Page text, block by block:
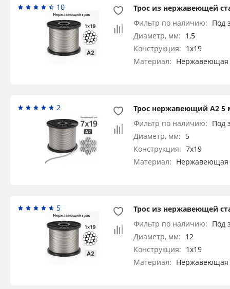
10
Трос из нержавеющей
Фильтр по наличию: Под
Диаметр, мм: 1,5
Конструкция: 1x19
Материал: Нержавеющая
2
Трос нержавеющий А2 5
Фильтр по наличию: Под
Диаметр, мм: 5
Конструкция: 7x19
Материал: Нержавеющая
5
Трос из нержавеющей
Фильтр по наличию: Под
Диаметр, мм: 12
Конструкция: 1x19
Материал: Нержавеющая